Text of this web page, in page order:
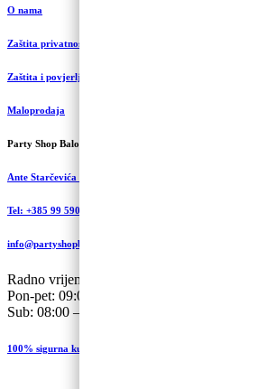
O nama
Zaštita privatnosti i kolačići
Zaštita i povjerljivost podataka
Maloprodaja
Party Shop Balončić, obrt
Ante Starčevića 5A, Koprivnica
Tel: +385 99 590 2450
info@partyshopbaloncic.hr
Radno vrijeme
Pon-pet: 09:00-19.00
Sub: 08:00 – 13:00
100% sigurna kupovina